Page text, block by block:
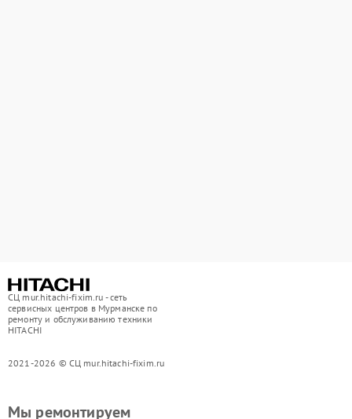
СЦ mur.hitachi-fixim.ru - сеть
сервисных центров в Мурманске по
ремонту и обслуживанию техники
HITACHI
2021-2026 © СЦ mur.hitachi-fixim.ru
Мы ремонтируем